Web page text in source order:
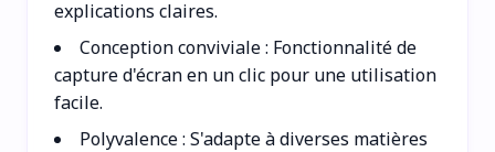
explications claires.
Conception conviviale : Fonctionnalité de
capture d'écran en un clic pour une utilisation
facile.
Polyvalence : S'adapte à diverses matières